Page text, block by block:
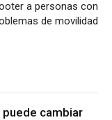
a personas con
de movilidad
puede cambiar